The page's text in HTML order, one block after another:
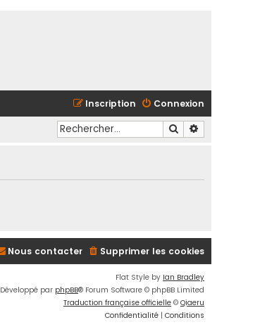
Connexion
Inscription
Rechercher
Supprimer les cookies
Nous contacter
Flat Style by Ian Bradley
Développé par phpBB® Forum Software © phpBB Limited
Traduction française officielle © Qiaeru
Confidentialité | Conditions